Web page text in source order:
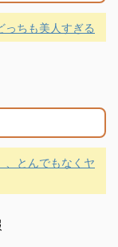
っちも美人すぎる
、とんでもなくヤ